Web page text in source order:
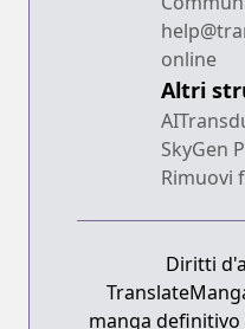
online
Altri
SkyGen
Rimuovi
Diritti
manga